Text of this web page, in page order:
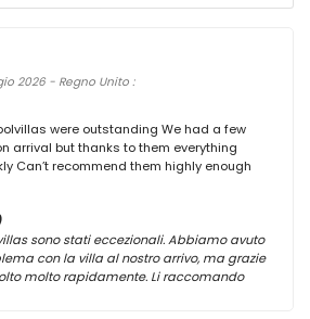
2026 - Regno Unito :
were outstanding We had a few
arrival but thanks to them everything
Can’t recommend them highly enough
sono stati eccezionali. Abbiamo avuto
con la villa al nostro arrivo, ma grazie
molto rapidamente. Li raccomando